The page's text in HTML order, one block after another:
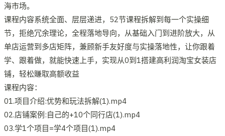
海市场。​
课程内容系统全面、层层递进，52节课程拆解到每一个实操细
节，拒绝冗余理论，全程落地导向，从基础入门到进阶放大，从
单店运营到多店矩阵，兼顾新手友好度与实操落地性，让你跟着
学、跟着做，就能快速上手，实现从0到1搭建高利润淘宝女装店
铺，轻松賺取高额收益
课程内容：
01.项目介绍:优势和玩法拆解(1).mp4
02.店铺案例:自己的+10个同行店(1).mp4
03.学1个项目=学4个项目(1).mp4